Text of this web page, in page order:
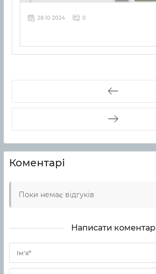
28 10 2024 0
Коментарі
Поки немає відгуків
Написати коментар
Ім'я*